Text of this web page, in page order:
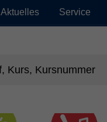
Aktuelles Service